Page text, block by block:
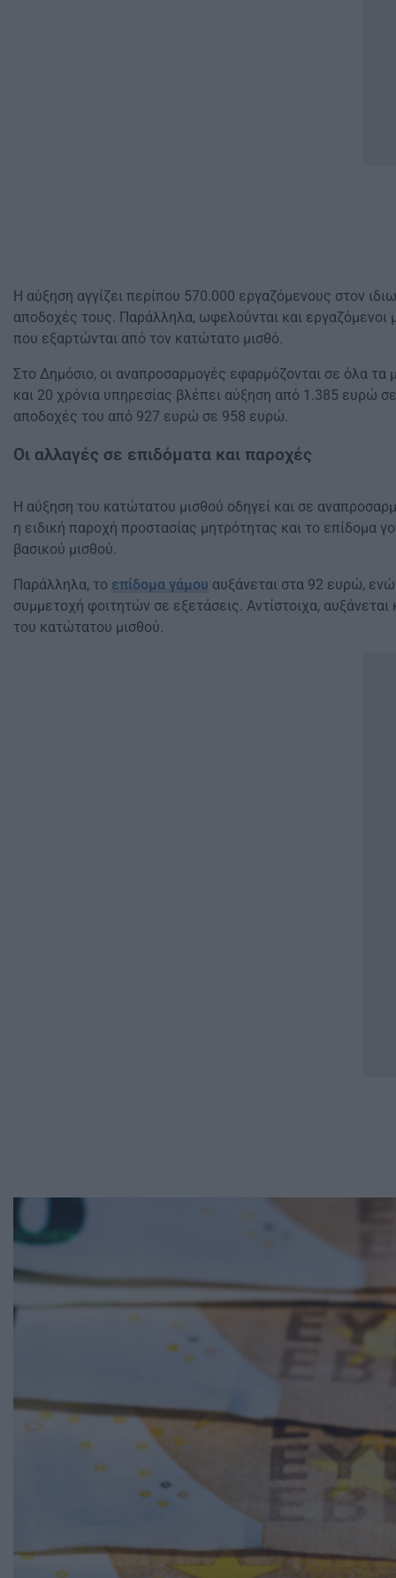
Η αύξηση αγγίζει περίπου 570.000 εργαζόμενους στον
αποδοχές τους. Παράλληλα, ωφελούνται και εργαζόμενοι
που εξαρτώνται από τον κατώτατο μισθό.
Στο Δημόσιο, οι αναπροσαρμογές εφαρμόζονται σε όλα τα
και 20 χρόνια υπηρεσίας βλέπει αύξηση από 1.385 ευρώ
αποδοχές του από 927 ευρώ σε 958 ευρώ.
Οι αλλαγές σε επιδόματα και παροχές
Η αύξηση του κατώτατου μισθού οδηγεί και σε
η ειδική παροχή προστασίας μητρότητας και το επίδομα
βασικού μισθού.
Παράλληλα, το επίδομα γάμου αυξάνεται στα 92 ευρώ,
συμμετοχή φοιτητών σε εξετάσεις. Αντίστοιχα,
του κατώτατου μισθού.